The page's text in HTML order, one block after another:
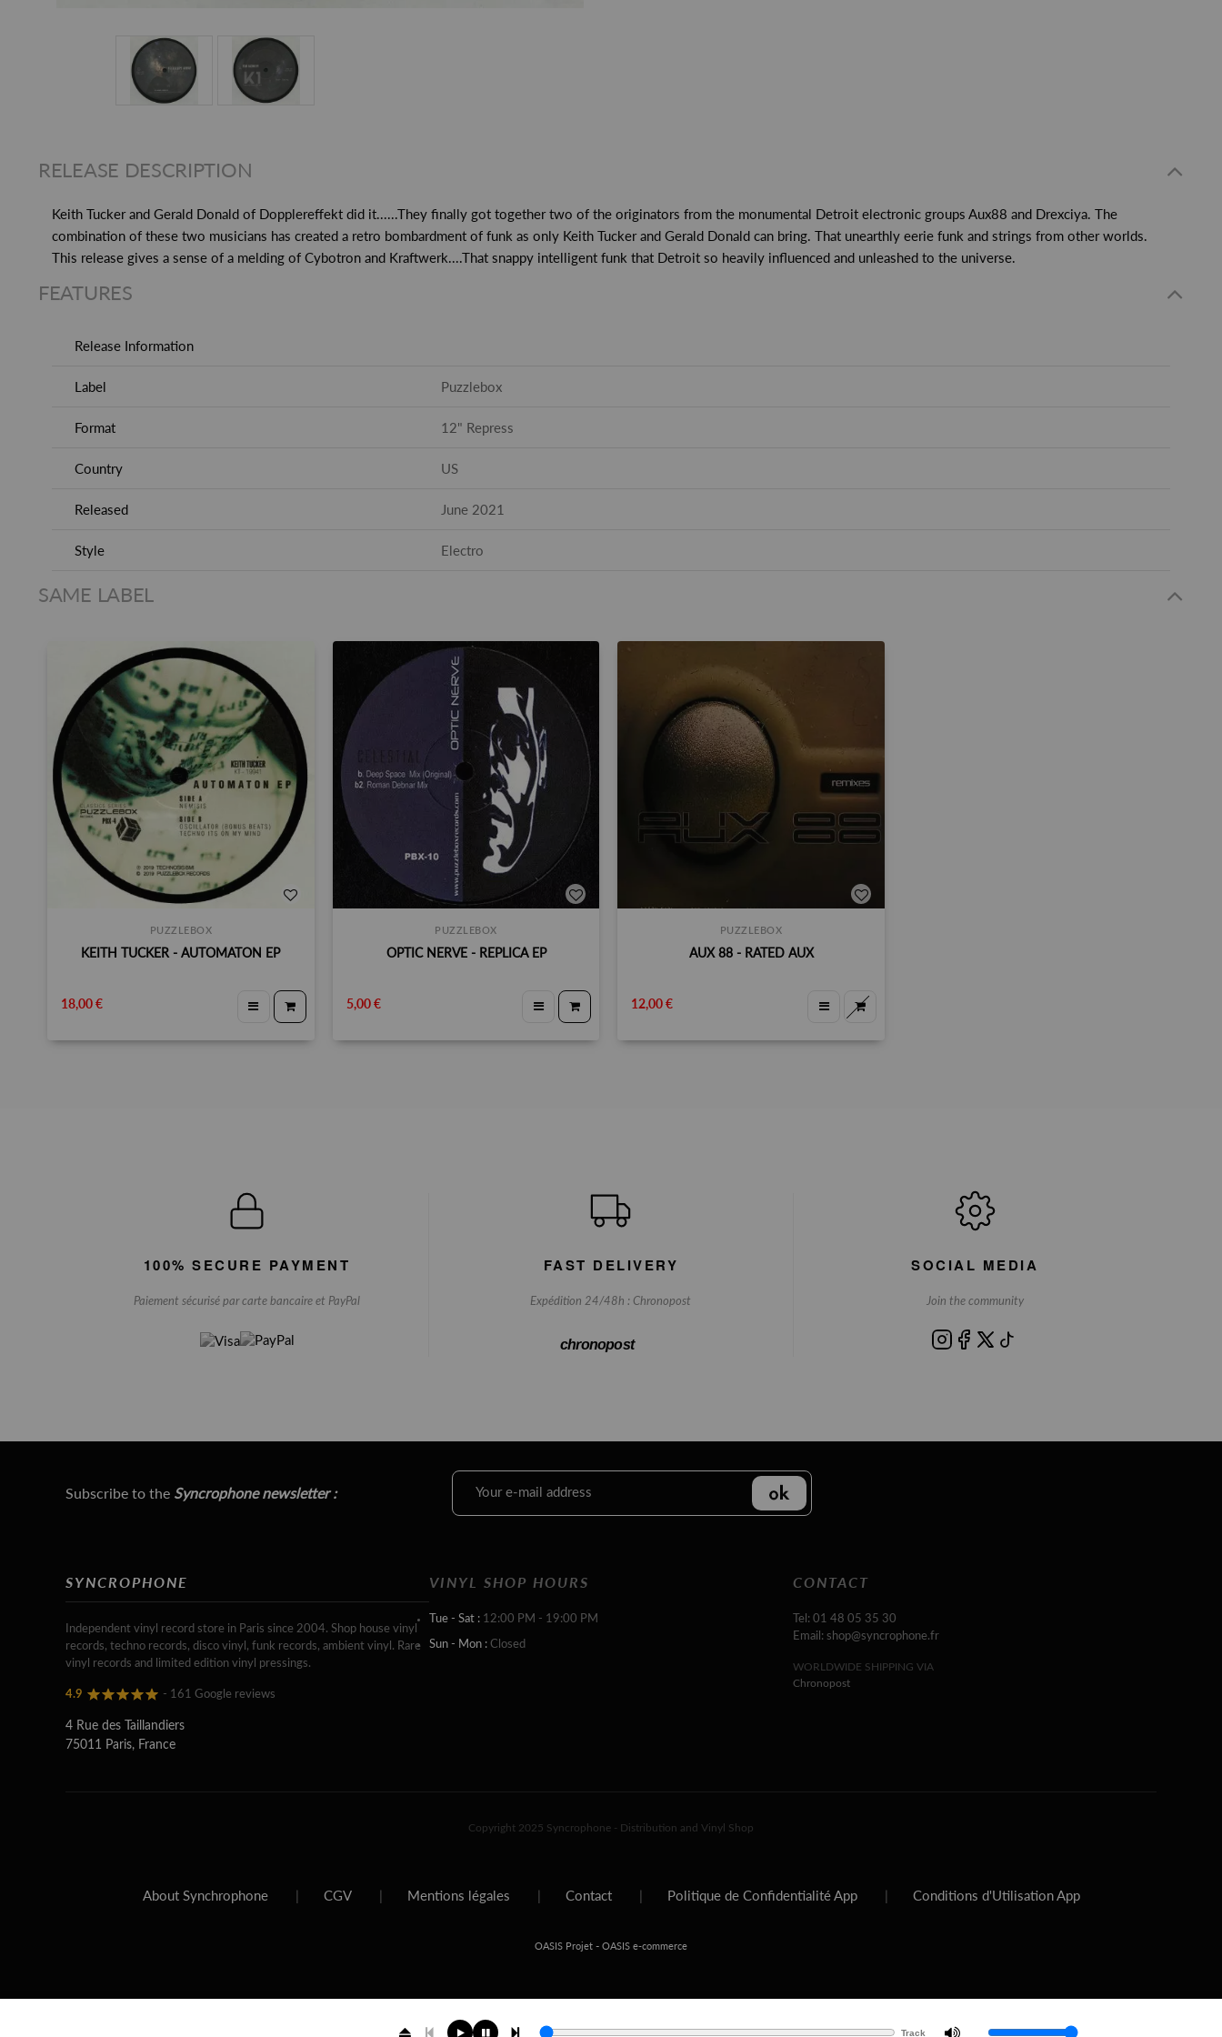
RELEASE DESCRIPTION
Keith Tucker and Gerald Donald of Dopplereffekt did it......They finally got together two of the originators from the monumental Detroit electronic groups Aux88 and Drexciya. The
combination of these two musicians has created a retro bombardment of funk as only Keith Tucker and Gerald Donald can bring. That unearthly eerie funk and strings from other worlds.
This release gives a sense of a melding of Cybotron and Kraftwerk....That snappy intelligent funk that Detroit so heavily influenced and unleashed to the universe.
FEATURES
Release Information
Label Puzzlebox
Format 12" Repress
Country US
Released June 2021
Style Electro
SAME LABEL
PUZZLEBOX
KEITH TUCKER - AUTOMATON EP
18,00 €
PUZZLEBOX
OPTIC NERVE - REPLICA EP
5,00 €
PUZZLEBOX
AUX 88 - RATED AUX
12,00 €
100% SECURE PAYMENT
Paiement sécurisé par carte bancaire et PayPal
FAST DELIVERY
Expédition 24/48h : Chronopost
chronopost
SOCIAL MEDIA
Join the community
Subscribe to the Syncrophone newsletter :
SYNCROPHONE
Independent vinyl record store in Paris since 2004. Shop house vinyl
records, techno records, disco vinyl, funk records, ambient vinyl. Rare
vinyl records and limited edition vinyl pressings.
4.9 - 161 Google reviews
4 Rue des Taillandiers
75011 Paris, France
VINYL SHOP HOURS
Tue - Sat : 12:00 PM - 19:00 PM
Sun - Mon : Closed
CONTACT
Tel: 01 48 05 35 30
Email: shop@syncrophone.fr
WORLDWIDE SHIPPING VIA
Chronopost
Copyright 2025 Syncrophone - Distribution and Vinyl Shop
About Synchrophone | CGV | Mentions légales | Contact | Politique de Confidentialité App | Conditions d'Utilisation App
OASIS Projet - OASIS e-commerce
Track